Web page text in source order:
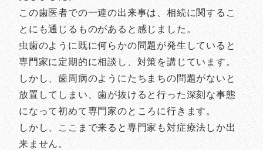
この歯医者での一連の出来事は、相続に関するこ
とにも通じるものがあると感じました。
虫歯のように既に何らかの問題が発生していると
専門家に定期的に相談し、対策を講じています。
しかし、歯周病のようにたちまちの問題がないと
放置してしまい、歯が抜けると行った深刻な事態
になって初めて専門家のところに行きます。
しかし、ここまで来ると専門家も対症療法しか出
来ません。